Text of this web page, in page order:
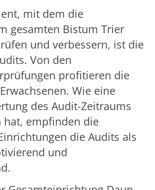
mit dem die
gesamten Bistum Trier
und verbessern, ist die
Von den
profitieren die
Wie eine
des Audit-Zeitraums
hat, empfinden die
die Audits als
und